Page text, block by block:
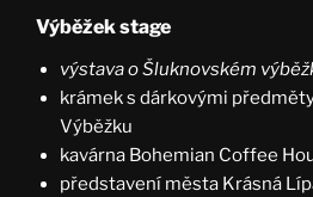
Výběžek stage
výstava o Šluknovském
krámek s dárkovými
Výběžku
kavárna Bohemian Coffee
představení města Krásná